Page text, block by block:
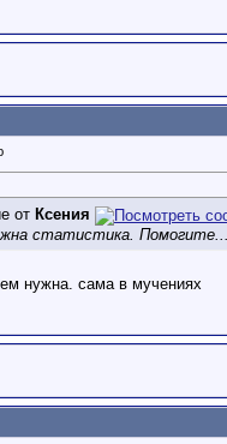
от Ксения
статистика. Помогите....
нужна. сама в мучениях